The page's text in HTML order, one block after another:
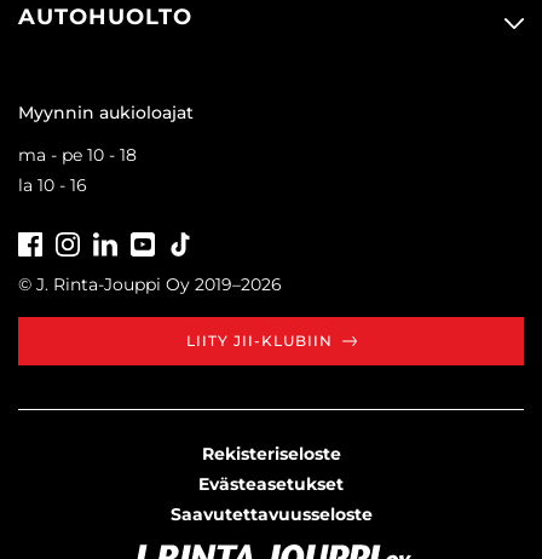
AUTOHUOLTO
Myynnin aukioloajat
ma - pe 10 - 18
la 10 - 16
FacebookInstagramLinkedInYoutube
© J. Rinta-Jouppi Oy 2019–2026
LIITY JII-KLUBIIN
Rekisteriseloste
Evästeasetukset
Saavutettavuusseloste